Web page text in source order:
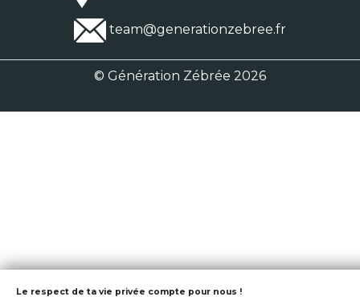
team@generationzebree.fr
© Génération Zébrée 2026
Le respect de ta vie privée compte pour nous !